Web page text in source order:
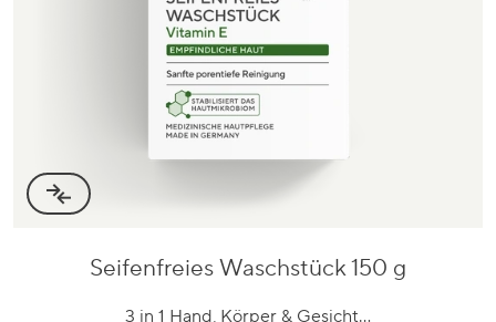
Zum
Seifenfreies Waschstück 150 g
3 in 1 Hand, Körper & Gesicht…